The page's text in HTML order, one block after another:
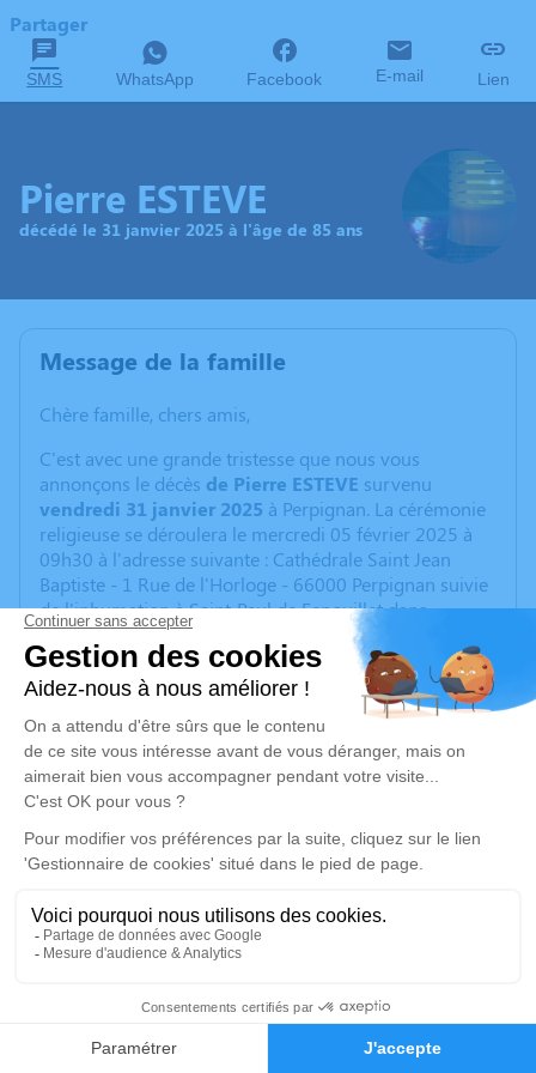
Faire-part Hommages
Partager
SMS WhatsApp Facebook E-mail Lien
Pierre ESTEVE
décédé le 31 janvier 2025 à l'âge de 85 ans
Message de la famille
Chère famille, chers amis,
C'est avec une grande tristesse que nous vous
annonçons le décès de Pierre ESTEVE survenu
vendredi 31 janvier 2025 à Perpignan. La cérémonie
religieuse se déroulera le mercredi 05 février 2025 à
09h30 à l'adresse suivante : Cathédrale Saint Jean
Baptiste - 1 Rue de l'Horloge - 66000 Perpignan suivie
de l'inhumation à Saint-Paul de Fenouillet dans
l'intimité familiale.
Cet espace privé est destiné à recueillir vos
condoléances ou le souvenir d’un moment passé.
Un service de plantation d’arbre hommage est
disponible ici
Je rends hommage
Cérémonie religieuse
mercredi 05 février 2025 à 09h30
1 Rue de l'Horloge
66000 Perpignan